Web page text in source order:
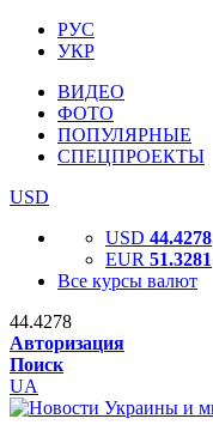
РУС
УКР
ВИДЕО
ФОТО
ПОПУЛЯРНЫЕ
СПЕЦПРОЕКТЫ
USD
USD 44.4278
EUR 51.3281
Все курсы валют
44.4278
Авторизация
Поиск
UA